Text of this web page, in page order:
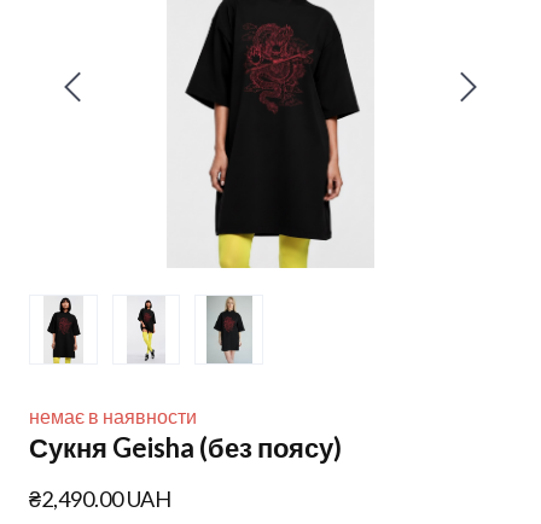
немає в наявности
Сукня Geisha (без поясу)
₴2,490.00 UAH